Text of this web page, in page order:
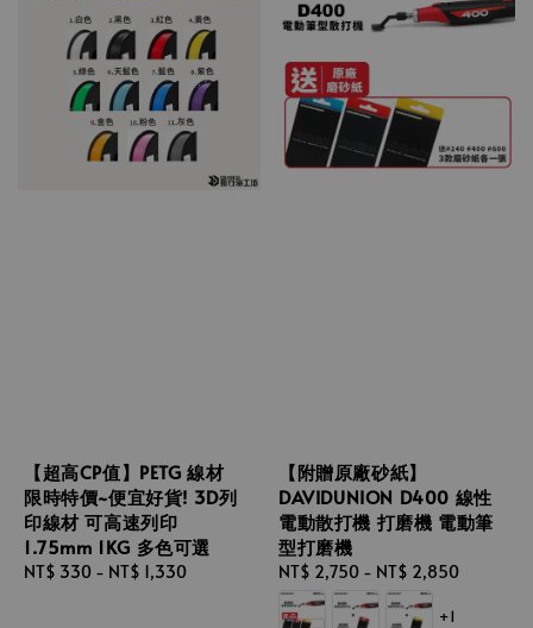
【超高CP值】PETG 線材
限時特價~便宜好貨! 3D列
印線材 可高速列印
1.75mm 1KG 多色可選
Regular
NT$ 330 - NT$ 1,330
【附贈原廠砂紙】
DAVIDUNION D400 線性
電動散打機 打磨機 電動筆
型打磨機
Regular
price
NT$ 2,750 - NT$ 2,850
+1